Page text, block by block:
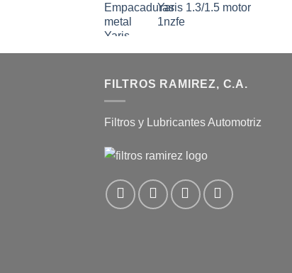
Yaris 1.3/1.5 motor
1nzfe
FILTROS RAMIREZ, C.A.
Filtros y Lubricantes Automotriz